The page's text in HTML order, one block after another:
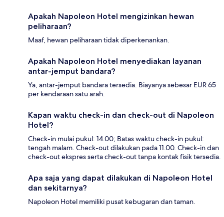
Apakah Napoleon Hotel mengizinkan hewan
peliharaan?
Maaf, hewan peliharaan tidak diperkenankan.
Apakah Napoleon Hotel menyediakan layanan
antar-jemput bandara?
Ya, antar-jemput bandara tersedia. Biayanya sebesar EUR 65
per kendaraan satu arah.
Kapan waktu check-in dan check-out di Napoleon
Hotel?
Check-in mulai pukul: 14.00; Batas waktu check-in pukul:
tengah malam. Check-out dilakukan pada 11.00. Check-in dan
check-out ekspres serta check-out tanpa kontak fisik tersedia.
Apa saja yang dapat dilakukan di Napoleon Hotel
dan sekitarnya?
Napoleon Hotel memiliki pusat kebugaran dan taman.